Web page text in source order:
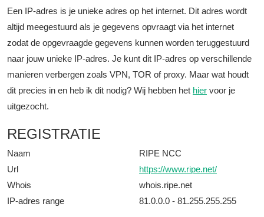
Een IP-adres is je unieke adres op het internet. Dit adres wordt
altijd meegestuurd als je gegevens opvraagt via het internet
zodat de opgevraagde gegevens kunnen worden teruggestuurd
naar jouw unieke IP-adres. Je kunt dit IP-adres op verschillende
manieren verbergen zoals VPN, TOR of proxy. Maar wat houdt
dit precies in en heb ik dit nodig? Wij hebben het hier voor je
uitgezocht.
REGISTRATIE
Naam
RIPE NCC
Url
https://www.ripe.net/
Whois
whois.ripe.net
IP-adres range
81.0.0.0 - 81.255.255.255